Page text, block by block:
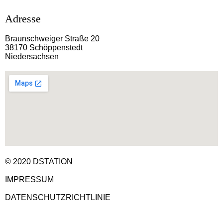
Adresse
Braunschweiger Straße 20
38170 Schöppenstedt
Niedersachsen
© 2020 DSTATION
IMPRESSUM
DATENSCHUTZRICHTLINIE